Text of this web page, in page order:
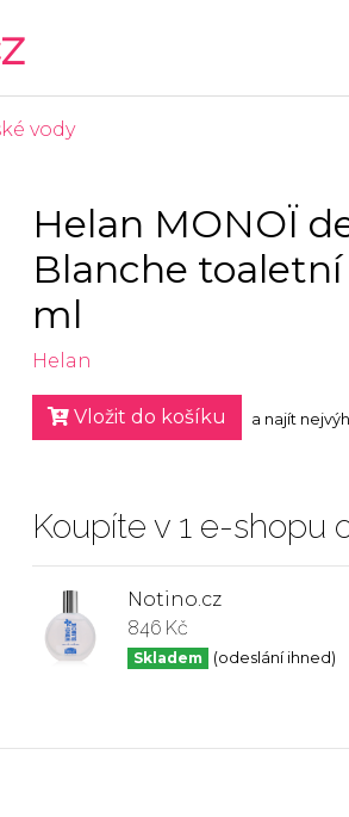
vody
Helan MONOÏ
Blanche
ml
Helan
Vložit do košíku a najít
Koupíte v 1 e-shopu
Notino.cz
846 Kč
Skladem (odeslání ihned)